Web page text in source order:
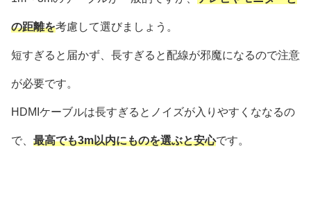
の距離を考慮して選びましょう。
短すぎると届かず、長すぎると配線が邪魔になるので注意
が必要です。
HDMIケーブルは長すぎるとノイズが入りやすくななるの
で、 最高でも3m以内にものを選ぶと安心です。